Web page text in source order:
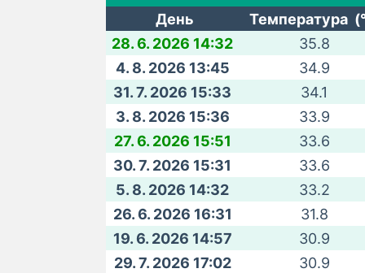
День
Температура
28. 6. 2026 14:32
35.8
4. 8. 2026 13:45
34.9
31. 7. 2026 15:33
34.1
3. 8. 2026 15:36
33.9
27. 6. 2026 15:51
33.6
30. 7. 2026 15:31
33.6
5. 8. 2026 14:32
33.2
26. 6. 2026 16:31
31.8
19. 6. 2026 14:57
30.9
29. 7. 2026 17:02
30.9